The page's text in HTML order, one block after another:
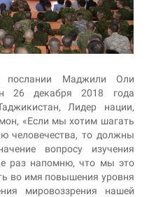
Маджили Оли
26 декабря 2018 года
Лидер нации,
«Если мы хотим шагать
человечества, то должны
вопросу изучения
раз напомню, что мы это
во имя повышения уровня
мировоззрения нашей